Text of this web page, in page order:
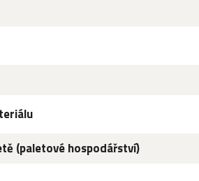
(paletové hospodářství)